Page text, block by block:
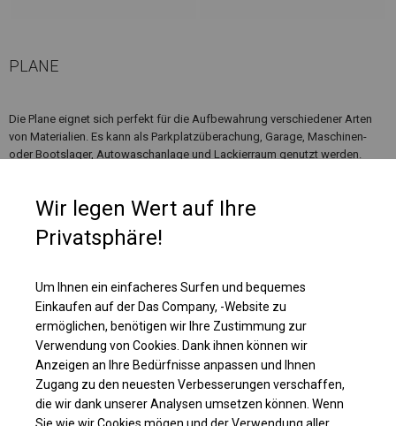
PLANE
Die Plane eignet sich perfekt für die Aufbewahrung verschiedener Arten
von Materialien. Es kann als Parkplatzüberachung, Garage, Maschinen-
oder Bootslager, Autowaschanlage und Lackierraum genutzt werden.
Lagerzelt nachzudenken, in dem Sie Ihre Materialien sicher aufbewahren
Einzelheiten ansehen
Wir legen Wert auf Ihre
Privatsphäre!
Um Ihnen ein einfacheres Surfen und bequemes
Einkaufen auf der Das Company, -Website zu
ermöglichen, benötigen wir Ihre Zustimmung zur
Verwendung von Cookies. Dank ihnen können wir
Anzeigen an Ihre Bedürfnisse anpassen und Ihnen
Zugang zu den neuesten Verbesserungen verschaffen,
die wir dank unserer Analysen umsetzen können. Wenn
Sie wie wir Cookies mögen und der Verwendung aller